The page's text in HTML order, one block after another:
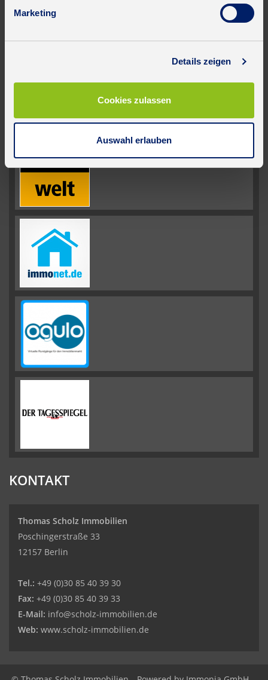
Marketing
Details zeigen
Cookies zulassen
Auswahl erlauben
KONTAKT
Thomas Scholz Immobilien
Poschingerstraße 33
12157 Berlin
Tel.: +49 (0)30 85 40 39 30
Fax: +49 (0)30 85 40 39 33
E-Mail: info@scholz-immobilien.de
Web: www.scholz-immobilien.de